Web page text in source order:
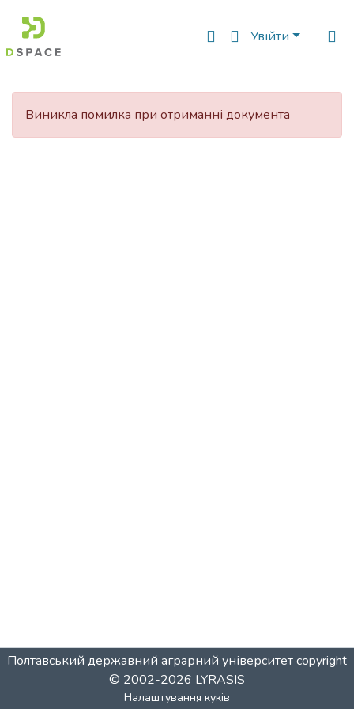
Увійти
Фонди
Виникла помилка при отриманні документа
Полтавський державний аграрний університетcopyright
© 2002-2026 LYRASIS
Налаштування куків